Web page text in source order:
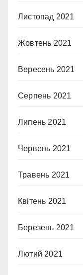
Листопад 2021
Жовтень 2021
Вересень 2021
Серпень 2021
Липень 2021
Червень 2021
Травень 2021
Квітень 2021
Березень 2021
Лютий 2021